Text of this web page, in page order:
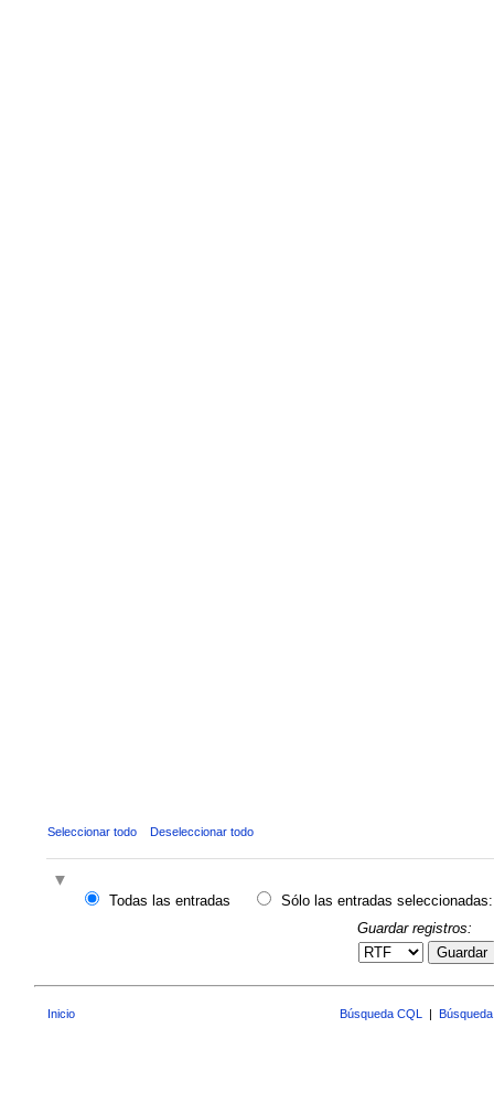
Seleccionar todo Deseleccionar todo
Todas las entradas
Sólo las entradas seleccionadas:
Guardar registros:
Guardar
Inicio Búsqueda CQL